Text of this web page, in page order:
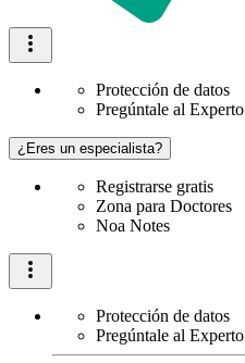
Protección de datos
Pregúntale al Experto
¿Eres un especialista?
Registrarse gratis
Zona para Doctores
Noa Notes
Protección de datos
Pregúntale al Experto